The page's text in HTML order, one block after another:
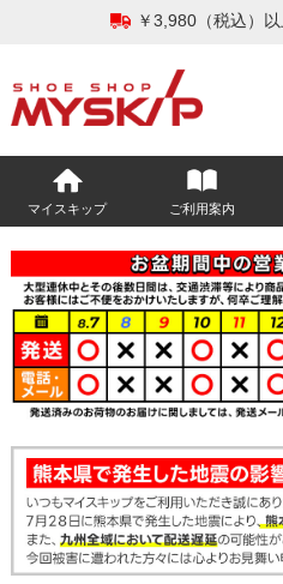
￥3,980（税込）
マイスキップ ご利用案内